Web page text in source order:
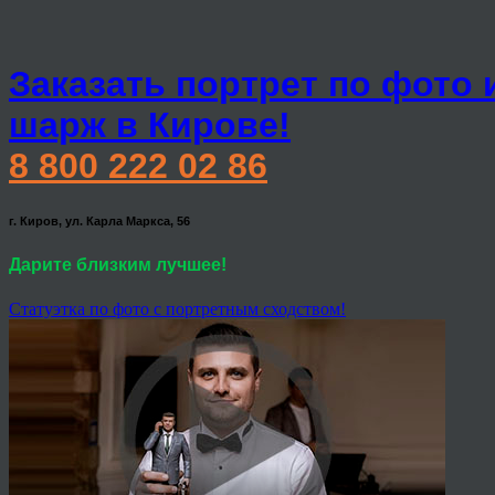
Заказать портрет по фото
шарж в Кирове!
8 800 222 02 86
г. Киров, ул. Карла Маркса, 56
Дарите близким лучшее!
Статуэтка по фото с портретным сходством!